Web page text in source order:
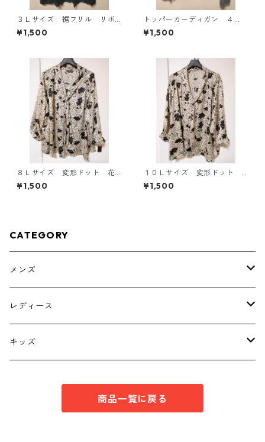
３Ｌサイズ 裾フリル リボ
ン付きタンクトップ ブラッ
ク KAE-4788
¥1,500
トッパーカーディガン ４
Ｌ グレー KAE-4814
¥1,500
８Ｌサイズ 変形ドット 花
柄 ボウタイブラウス オフ
ホワイト KAE-4770
¥1,500
１０Ｌサイズ 変形ドット
花柄 ボウタイブラウス オ
フホワイト KAE-4777
¥1,500
CATEGORY
メンズ
トップス
ボトムス
レディース
トップス
キッズ
商品一覧に戻る